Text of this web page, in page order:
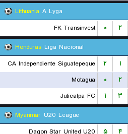
Lithuania A Lyga
FK Transinvest
۰ ۲
Honduras Liga Nacional
CA Independiente Siguatepeque
۲ ۱
Motagua
۰ ۲
Juticalpa FC
۱ ۳
Myanmar U20 League
Dagon Star United U20
۵ ۴